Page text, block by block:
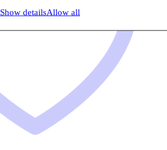
Show detailsAllow all